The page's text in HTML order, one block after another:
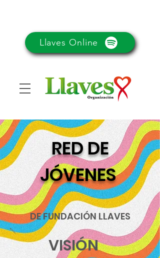
Llaves Online
RED DE
JÓVENES
DE FUNDACIÓN LLAVES
VISIÓN